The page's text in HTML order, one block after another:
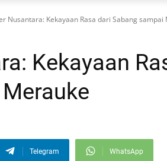
Nusantara: Kekayaan Rasa dari Sabang sampai
Kekayaan
Telegram WhatsApp